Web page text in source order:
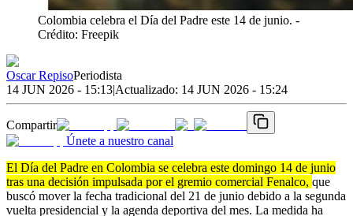
Colombia celebra el Día del Padre este 14 de junio. -
Crédito: Freepik
Oscar RepisoPeriodista
14 JUN 2026 - 15:13|Actualizado: 14 JUN 2026 - 15:24
Compartir
Únete a nuestro canal
El Día del Padre en Colombia se celebra este domingo 14 de junio
tras una decisión impulsada por el gremio comercial Fenalco, que
buscó mover la fecha tradicional del 21 de junio debido a la segunda
vuelta presidencial y la agenda deportiva del mes. La medida ha